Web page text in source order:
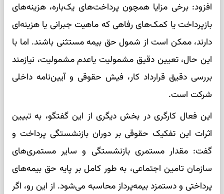
افزود: برخی مزایا همچون پرداخت‌های یک‌باره، هزینه‌های
بازپرداخت یا کمک‌های رفاهی که ماهیت جبرانی یا هزینه‌ای
دارند، ممکن است از شمول حق بیمه مستثنی باشند. اما با
این حال، تعیین دقیق مشمولیت یاعدم مشمولیت، نیازمند
بررسی دقیق قرارداد کار، فیش حقوقی و آیین‌نامه داخلی
شرکت است.
این فعال کارگری در بخش دیگری از این گفتگو، به تبیین
اثرات این تفکیک حقوقی بر دوران بازنشستگی پرداخت و
گفت: مقدار مستمری بازنشستگی و سایر مستمری‌های
سازمان تامین اجتماعی، به طور کامل بر پایه حق بیمه‌های
پرداختی و دستمزد بیمه‌پرداز محاسبه می‌شود. از این رو، اگر